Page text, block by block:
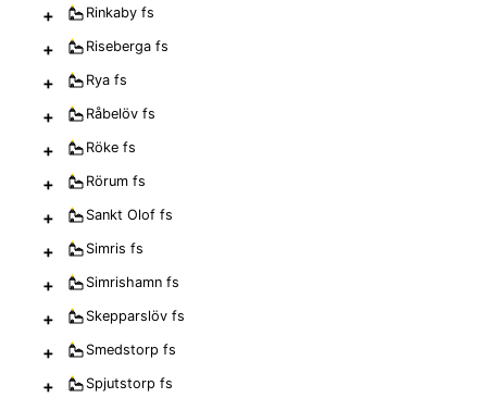
+ Rinkaby fs
+ Riseberga fs
+ Rya fs
+ Råbelöv fs
+ Röke fs
+ Rörum fs
+ Sankt Olof fs
+ Simris fs
+ Simrishamn fs
+ Skepparslöv fs
+ Smedstorp fs
+ Spjutstorp fs